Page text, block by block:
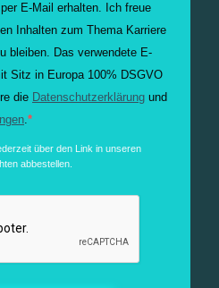
E-Mail erhalten. Ich freue
Inhalten zum Thema Karriere
bleiben. Das verwendete E-
Sitz in Europa 100% DSGVO
die Datenschutzerklärung und
.
über den Link in unseren
abbestellen.